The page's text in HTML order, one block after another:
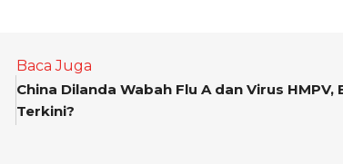
Baca Juga
China Dilanda Wabah Flu A dan Virus
Terkini?